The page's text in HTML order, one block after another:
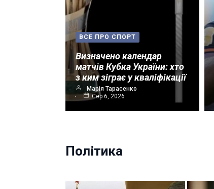
ВСЕ ПРО СПОРТ
Визначено календар
матчів Кубка України: хто
з ким зіграє у кваліфікації
Марія Тарасенко
Сер 6, 2026
Політика